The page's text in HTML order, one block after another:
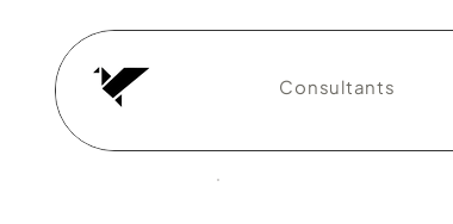
Consultants